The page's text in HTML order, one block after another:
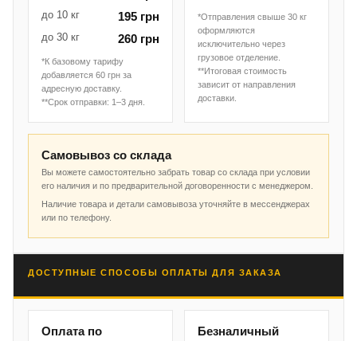
до 10 кг 195 грн
до 30 кг 260 грн
*К базовому тарифу
добавляется 60 грн за
адресную доставку.
**Срок отправки: 1–3 дня.
*Отправления свыше 30 кг
оформляются
исключительно через
грузовое отделение.
**Итоговая стоимость
зависит от направления
доставки.
Самовывоз со склада
Вы можете самостоятельно забрать товар со склада при условии
его наличия и по предварительной договоренности с менеджером.
Наличие товара и детали самовывоза уточняйте в мессенджерах
или по телефону.
ДОСТУПНЫЕ СПОСОБЫ ОПЛАТЫ ДЛЯ ЗАКАЗА
Оплата по
Безналичный